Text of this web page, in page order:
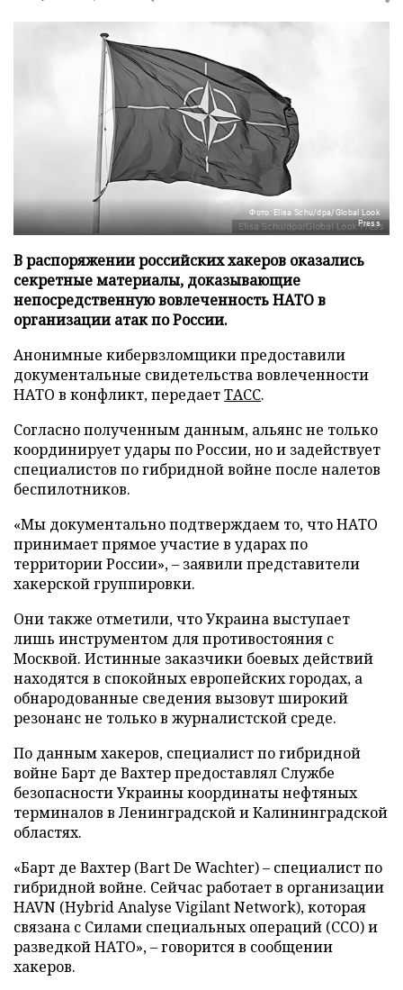
Фото: Elisa Schu/dpa/Global Look
Press
В распоряжении российских хакеров оказались
секретные материалы, доказывающие
непосредственную вовлеченность НАТО в
организации атак по России.
Анонимные кибервзломщики предоставили
документальные свидетельства вовлеченности
НАТО в конфликт, передаетТАСС.
Согласно полученным данным, альянс не только
координирует удары по России, но и задействует
специалистов по гибридной войне после налетов
беспилотников.
«Мы документально подтверждаем то, что НАТО
принимает прямое участие в ударах по
территории России», – заявили представители
хакерской группировки.
Они также отметили, что Украина выступает
лишь инструментом для противостояния с
Москвой. Истинные заказчики боевых действий
находятся в спокойных европейских городах, а
обнародованные сведения вызовут широкий
резонанс не только в журналистской среде.
По данным хакеров, специалист по гибридной
войне Барт де Вахтер предоставлял Службе
безопасности Украины координаты нефтяных
терминалов в Ленинградской и Калининградской
областях.
«Барт де Вахтер (Bart De Wachter) – специалист по
гибридной войне. Сейчас работает в организации
HAVN (Hybrid Analyse Vigilant Network), которая
связана с Силами специальных операций (ССО) и
разведкой НАТО», – говорится в сообщении
хакеров.